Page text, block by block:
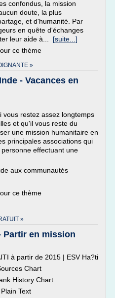
confondus, la mission
doute, la plus
et d'humanité. Par
en quête d'échanges
leur aide à... [suite...]
ce thème
»
- Vacances en
vous restez assez longtemps
et qu'il vous reste du
une mission humanitaire en
principales associations qui
effectuant une
aux communautés
ce thème
»
Partir en mission
à partir de 2015 | ESV Ha?ti
Chart
History Chart
Text